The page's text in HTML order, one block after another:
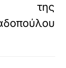
της